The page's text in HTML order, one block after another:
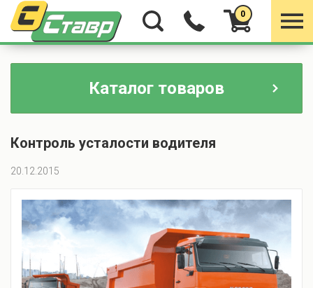
0
Каталог товаров
Контроль усталости водителя
20.12.2015